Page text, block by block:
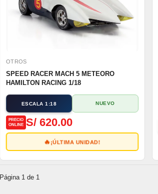
OTROS
SPEED RACER MACH 5 METEORO
HAMILTON RACING 1/18
ESCALA 1:18 NUEVO
PRECIO
ONLINE S/ 620.00
🔥¡ÚLTIMA UNIDAD!
Página 1 de 1